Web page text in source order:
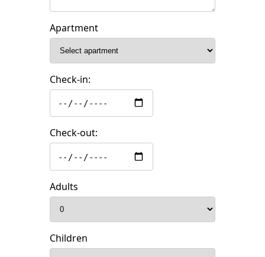
Apartment
Check-in:
Check-out:
Adults
Children